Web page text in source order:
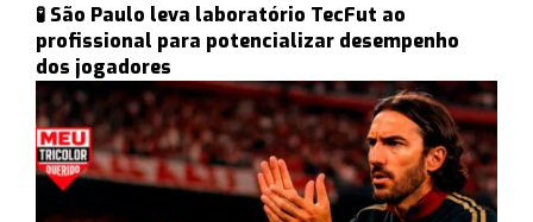
🧪 São Paulo leva laboratório TecFut ao
profissional para potencializar desempenho
dos jogadores